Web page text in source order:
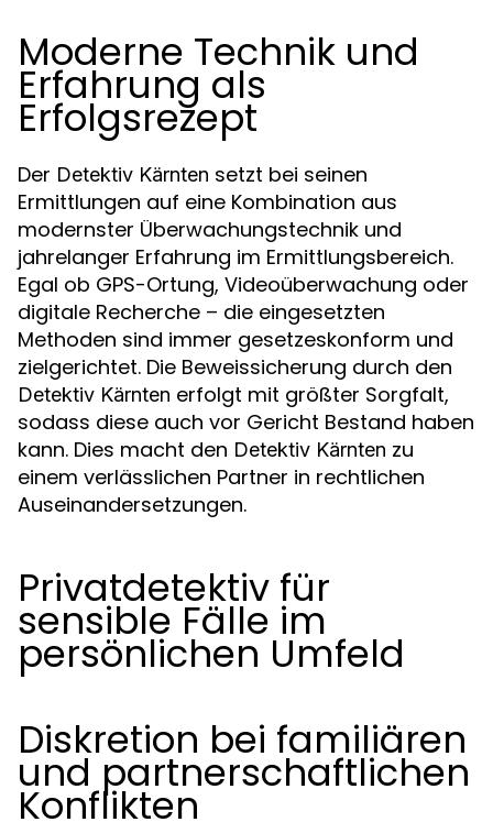
Moderne Technik und
Erfahrung als
Erfolgsrezept
Der Detektiv Kärnten setzt bei seinen
Ermittlungen auf eine Kombination aus
modernster Überwachungstechnik und
jahrelanger Erfahrung im Ermittlungsbereich.
Egal ob GPS-Ortung, Videoüberwachung oder
digitale Recherche – die eingesetzten
Methoden sind immer gesetzeskonform und
zielgerichtet. Die Beweissicherung durch den
Detektiv Kärnten erfolgt mit größter Sorgfalt,
sodass diese auch vor Gericht Bestand haben
kann. Dies macht den Detektiv Kärnten zu
einem verlässlichen Partner in rechtlichen
Auseinandersetzungen.
Privatdetektiv für
sensible Fälle im
persönlichen Umfeld
Diskretion bei familiären
und partnerschaftlichen
Konflikten